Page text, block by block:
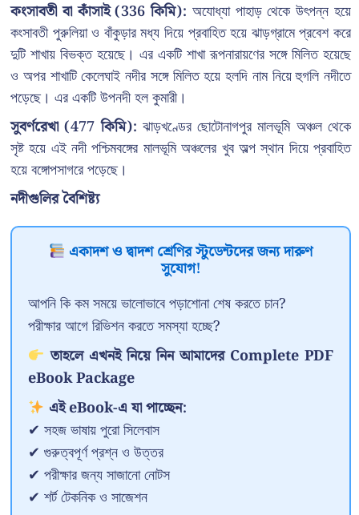
কংসাবতী বা কাঁসাই (336 কিমি): অযোধ্যা পাহাড় থেকে উৎপন্ন হয়ে
কংসাবতী পুরুলিয়া ও বাঁকুড়ার মধ্য দিয়ে প্রবাহিত হয়ে ঝাড়গ্রামে প্রবেশ করে
দুটি শাখায় বিভক্ত হয়েছে। এর একটি শাখা রূপনারায়ণের সঙ্গে মিলিত হয়েছে
ও অপর শাখাটি কেলেঘাই নদীর সঙ্গে মিলিত হয়ে হলদি নাম নিয়ে হুগলি নদীতে
পড়েছে। এর একটি উপনদী হল কুমারী।
সুবর্ণরেখা (477 কিমি): ঝাড়খণ্ডের ছোটোনাগপুর মালভূমি অঞ্চল থেকে
সৃষ্ট হয়ে এই নদী পশ্চিমবঙ্গের মালভূমি অঞ্চলের খুব অল্প স্থান দিয়ে প্রবাহিত
হয়ে বঙ্গোপসাগরে পড়েছে।
নদীগুলির বৈশিষ্ট্য
একাদশ ও দ্বাদশ শ্রেণির স্টুডেন্টদের জন্য দারুণ
সুযোগ!
আপনি কি কম সময়ে ভালোভাবে পড়াশোনা শেষ করতে চান?
পরীক্ষার আগে রিভিশন করতে সমস্যা হচ্ছে?
তাহলে এখনই নিয়ে নিন আমাদের Complete PDF
eBook Package
এই eBook-এ যা পাচ্ছেন:
✔ সহজ ভাষায় পুরো সিলেবাস
✔ গুরুত্বপূর্ণ প্রশ্ন ও উত্তর
✔ পরীক্ষার জন্য সাজানো নোটস
✔ শর্ট টেকনিক ও সাজেশন